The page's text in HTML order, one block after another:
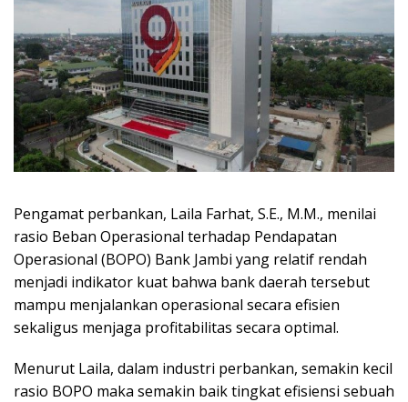
Pengamat perbankan, Laila Farhat, S.E., M.M., menilai
rasio Beban Operasional terhadap Pendapatan
Operasional (BOPO) Bank Jambi yang relatif rendah
menjadi indikator kuat bahwa bank daerah tersebut
mampu menjalankan operasional secara efisien
sekaligus menjaga profitabilitas secara optimal.
Menurut Laila, dalam industri perbankan, semakin kecil
rasio BOPO maka semakin baik tingkat efisiensi sebuah